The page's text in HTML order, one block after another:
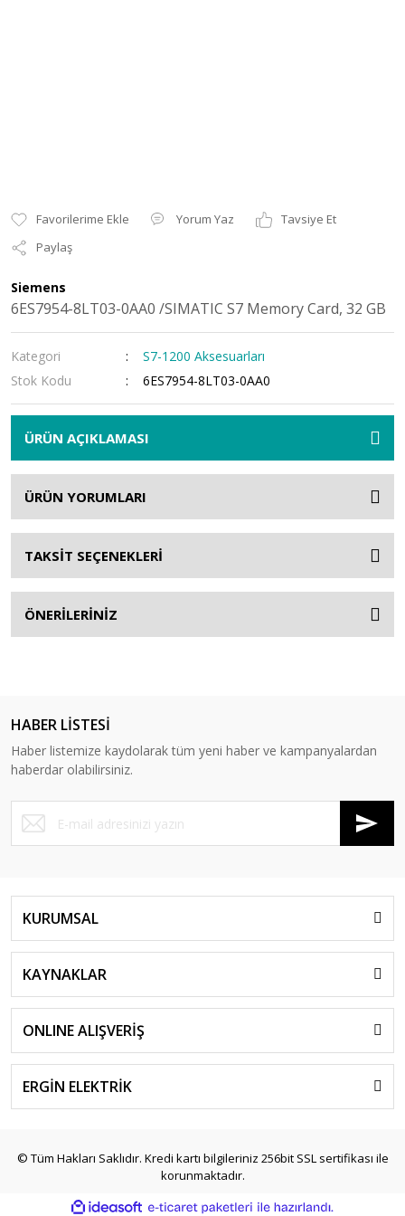
Yorum Yaz
Tavsiye Et
Paylaş
Siemens
6ES7954-8LT03-0AA0 /SIMATIC S7 Memory Card, 32 GB
Kategori
S7-1200 Aksesuarları
Stok Kodu
6ES7954-8LT03-0AA0
ÜRÜN AÇIKLAMASI
ÜRÜN YORUMLARI
TAKSİT SEÇENEKLERİ
ÖNERİLERİNİZ
HABER LİSTESİ
Haber listemize kaydolarak tüm yeni haber ve kampanyalardan
haberdar olabilirsiniz.
KURUMSAL
KAYNAKLAR
ONLINE ALIŞVERİŞ
ERGİN ELEKTRİK
© Tüm Hakları Saklıdır. Kredi kartı bilgileriniz 256bit SSL sertifikası ile
korunmaktadır.
ideasoft e-